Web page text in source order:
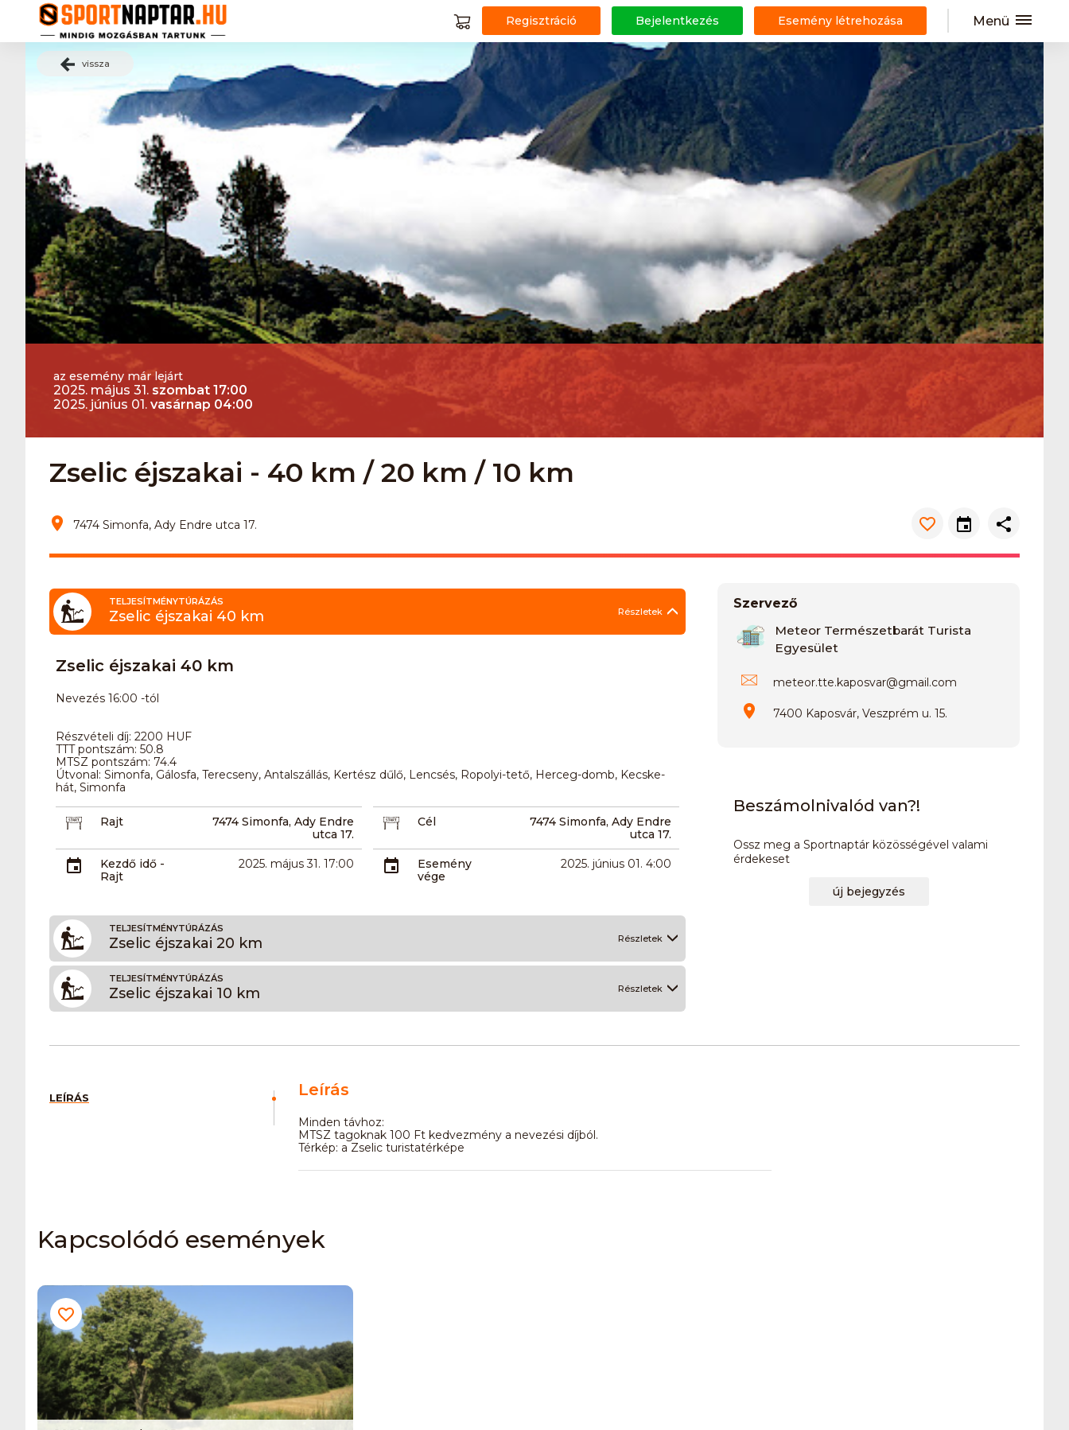
Regisztráció Bejelentkezés Esemény létrehozása Menü
vissza
az esemény már lejárt
2025. május 31. szombat 17:00
2025. június 01. vasárnap 04:00
Zselic éjszakai - 40 km / 20 km / 10 km
7474 Simonfa, Ady Endre utca 17.
TELJESÍTMÉNYTÚRÁZÁS
Zselic éjszakai 40 km Részletek
Zselic éjszakai 40 km
Nevezés 16:00 -tól
Részvételi díj: 2200 HUF
TTT pontszám: 50.8
MTSZ pontszám: 74.4
Útvonal: Simonfa, Gálosfa, Terecseny, Antalszállás, Kertész dűlő, Lencsés, Ropolyi-tető, Herceg-domb, Kecske-
hát, Simonfa
Rajt
7474 Simonfa, Ady Endre
utca 17.
Cél
7474 Simonfa, Ady Endre
utca 17.
Kezdő idő -
Rajt
2025. május 31. 17:00
Esemény
vége
2025. június 01. 4:00
TELJESÍTMÉNYTÚRÁZÁS
Zselic éjszakai 20 km Részletek
TELJESÍTMÉNYTÚRÁZÁS
Zselic éjszakai 10 km Részletek
Szervező
Meteor Természetbarát Turista
Egyesület
meteor.tte.kaposvar@gmail.com
7400 Kaposvár, Veszprém u. 15.
Beszámolnivalód van?!
Ossz meg a Sportnaptár közösségével valami
érdekeset
új bejegyzés
LEÍRÁS Leírás
Minden távhoz:
MTSZ tagoknak 100 Ft kedvezmény a nevezési díjból.
Térkép: a Zselic turistatérképe
Kapcsolódó események